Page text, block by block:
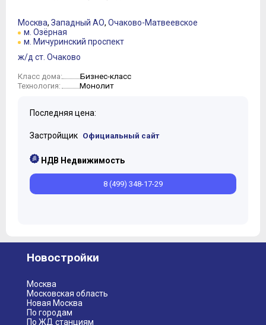
6
7
8
9
11
Москва, Западный АО, Очаково-Матвеевское
м. Озёрная
м. Мичуринский проспект
ж/д ст. Очаково
Класс дома: Бизнес-класс
Технология: Монолит
Последняя цена:
Застройщик Официальный сайт
НДВ Недвижимость
8 (499) 348-17-29
Новостройки
Москва
Московская область
Новая Москва
По городам
По ЖД станциям